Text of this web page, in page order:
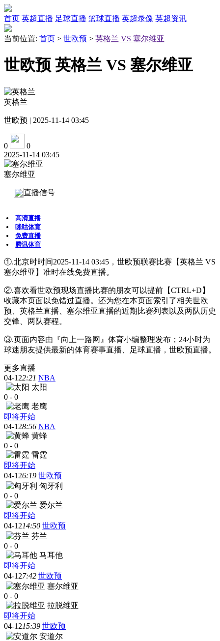
首页 英超直播 足球直播 篮球直播 英超录像 英超资讯
当前位置: 首页 > 世欧预 > 英格兰 VS 塞尔维亚
世欧预 英格兰 VS 塞尔维亚
英格兰
世欧预 | 2025-11-14 03:45
0
0
2025-11-14 03:45
塞尔维亚
直播信号
高清直播
咪咕体育
免费直播
腾讯体育
①.北京时时间2025-11-14 03:45，世欧预联赛比赛【英格兰 VS
塞尔维亚】准时在线免费直播。
②.喜欢看世欧预现场直播比赛的朋友可以提前【CTRL+D】
收藏本页面以免错过直播。还为您在本页面索引了相关世欧
预、英格兰直播、塞尔维亚直播的近期比赛列表以及两队历史
交锋、两队赛程。
③.页面内容由『向上一路网』体育小编整理发布；24小时为
球迷朋友提供最新的体育赛事直播、足球直播，世欧预直播。
更多直播
04-122:21 NBA
太阳
0 - 0
老鹰
即将开始
04-128:56 NBA
黄蜂
0 - 0
雷霆
即将开始
04-126:19 世欧预
匈牙利
0 - 0
爱尔兰
即将开始
04-1214:50 世欧预
芬兰
0 - 0
马耳他
即将开始
04-127:42 世欧预
塞尔维亚
0 - 0
拉脱维亚
即将开始
04-1215:39 世欧预
安道尔